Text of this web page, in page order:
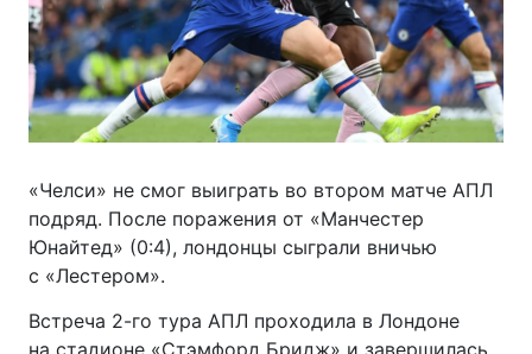
«Челси» не смог выиграть во втором матче АПЛ
подряд. После поражения от «Манчестер
Юнайтед» (0:4), лондонцы сыграли вничью
с «Лестером».
Встреча 2-го тура АПЛ проходила в Лондоне
на стадионе «Стэмфорд Бридж» и завершилась